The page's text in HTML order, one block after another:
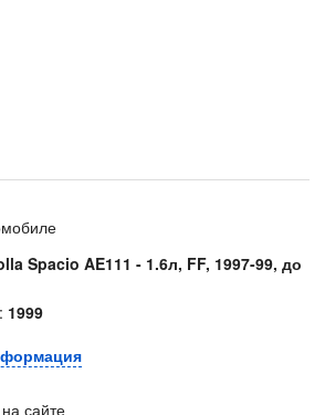
Spacio AE111 - 1.6л, FF, 1997-99, до
1999
сайте